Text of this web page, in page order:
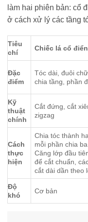
làm hai phiên bản: cổ
ở cách xử lý các tầng
Tiêu
chí
Chiếc lá cổ điển
Đặc
điểm
Tóc dài, đuôi
chia tầng, phần
Kỹ
thuật
chính
Cắt đứng, cắt
zigzag
Cách
thực
hiện
Chia tóc thành
mỗi phần chia
Căng lớp đầu
để cắt chuẩn,
cắt dài dần theo
Độ
khó
Cơ bản